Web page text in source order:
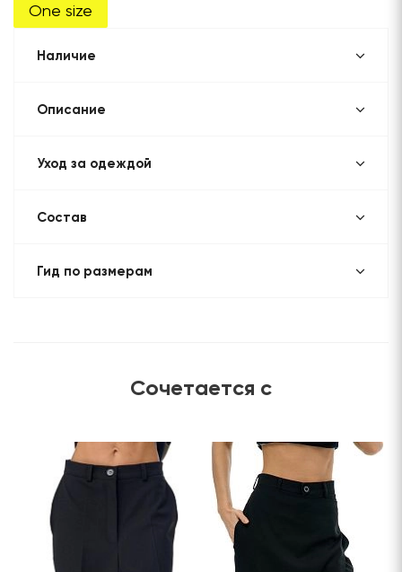
One size
Наличие
Описание
Уход за одеждой
Состав
Гид по размерам
Сочетается с